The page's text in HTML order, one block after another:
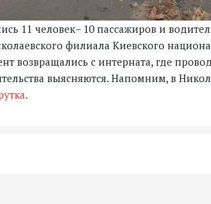
11 человек– 10 пассажиров и
филиала Киевского
возвращались с интерната, где
выясняются. Напомним, в